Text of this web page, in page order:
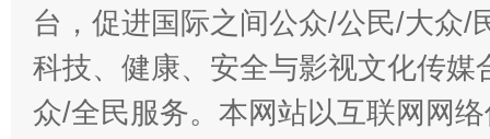
台，促进国际之间公众/公民/大众/
科技、健康、安全与影视文化传
众/全民服务。本网站以互联网网